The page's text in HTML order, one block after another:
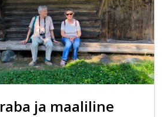
ja maaliline